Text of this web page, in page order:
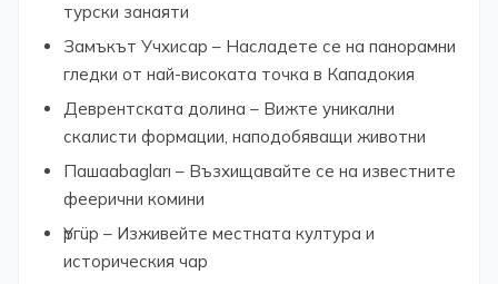
турски занаяти
Замъкът Учхисар – Насладете се на панорамни
гледки от най-високата точка в Кападокия
Деврентската долина – Вижте уникални
скалисти формации, наподобяващи животни
Пашаabagları – Възхищавайте се на известните
феерични комини
Үргüp – Изживейте местната култура и
историческия чар